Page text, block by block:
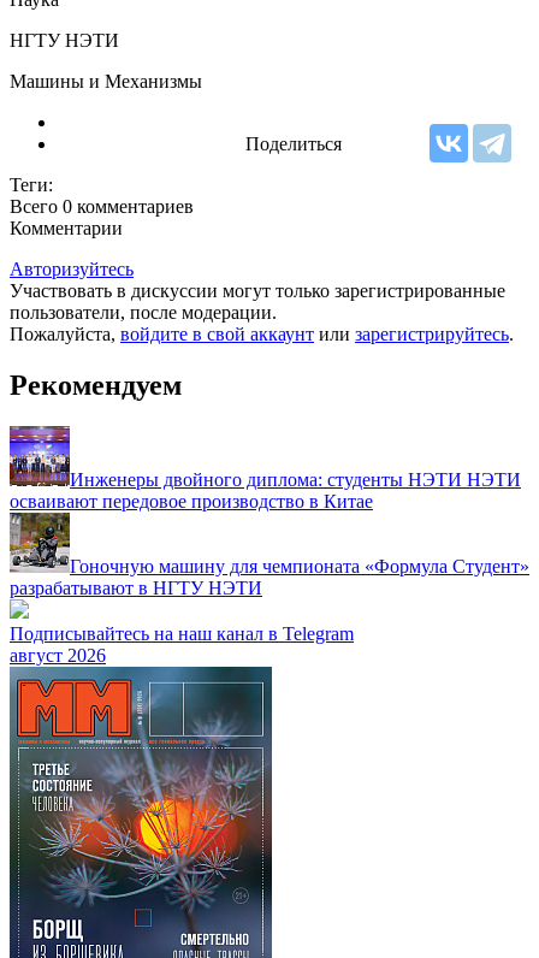
НГТУ НЭТИ
Машины и Механизмы
Поделиться
Теги:
Всего 0 комментариев
Комментарии
Авторизуйтесь
Участвовать в дискуссии могут только зарегистрированные
пользователи, после модерации.
Пожалуйста, войдите в свой аккаунт или зарегистрируйтесь.
Рекомендуем
Инженеры двойного диплома: студенты НЭТИ НЭТИ
осваивают передовое производство в Китае
Гоночную машину для чемпионата «Формула Студент»
разрабатывают в НГТУ НЭТИ
Подписывайтесь на наш канал в Telegram
август 2026